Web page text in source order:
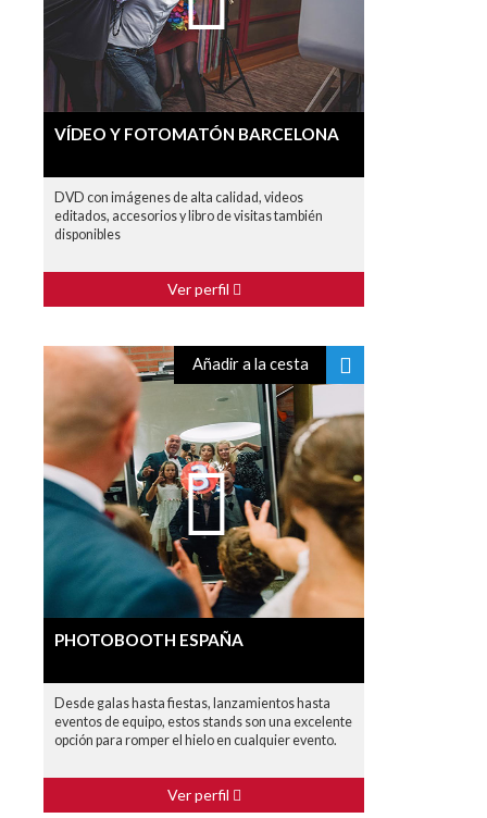
VÍDEO Y FOTOMATÓN BARCELONA
DVD con imágenes de alta calidad, videos
editados, accesorios y libro de visitas también
disponibles
Ver perfil
Añadir a la cesta
PHOTOBOOTH ESPAÑA
Desde galas hasta fiestas, lanzamientos hasta
eventos de equipo, estos stands son una excelente
opción para romper el hielo en cualquier evento.
Ver perfil